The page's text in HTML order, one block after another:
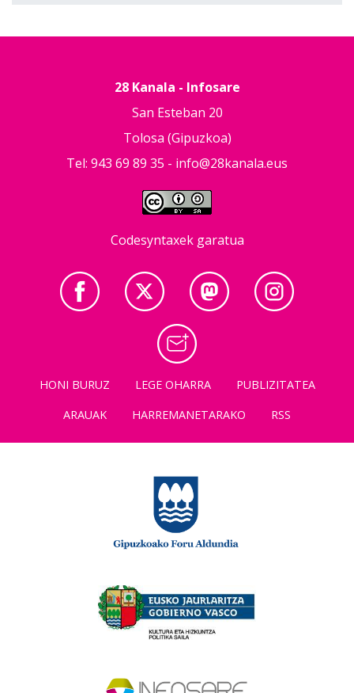
28 Kanala - Infosare
San Esteban 20
Tolosa (Gipuzkoa)
Tel: 943 69 89 35 - info@28kanala.eus
Codesyntaxek garatua
HONI BURUZ LEGE OHARRA
PUBLIZITATEA
ARAUAK
HARREMANETARAKO RSS